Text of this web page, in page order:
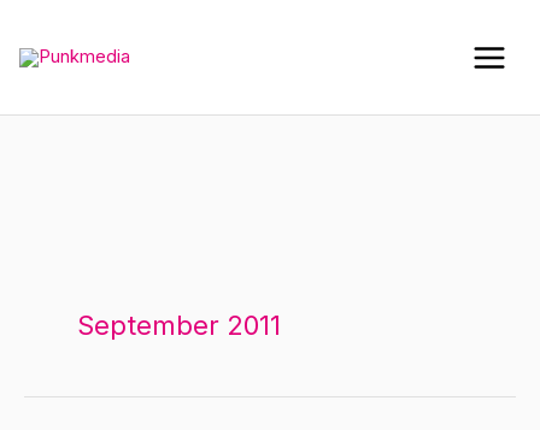
de
September 2011